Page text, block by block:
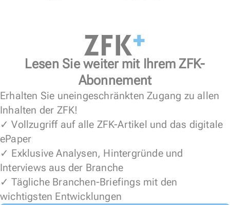
Lesen Sie weiter mit Ihrem ZFK-
Abonnement
Erhalten Sie uneingeschränkten Zugang zu allen
Inhalten der ZFK!
✓ Vollzugriff auf alle ZFK-Artikel und das digitale
ePaper
✓ Exklusive Analysen, Hintergründe und
Interviews aus der Branche
✓ Tägliche Branchen-Briefings mit den
wichtigsten Entwicklungen